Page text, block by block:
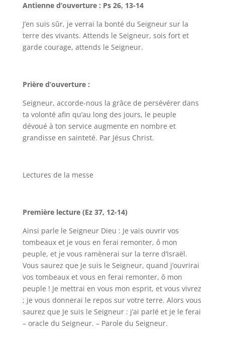
Antienne d’ouverture : Ps 26, 13-14
J’en suis sûr, je verrai la bonté du Seigneur sur la
terre des vivants. Attends le Seigneur, sois fort et
garde courage, attends le Seigneur.
Prière d’ouverture :
Seigneur, accorde-nous la grâce de persévérer dans
ta volonté afin qu’au long des jours, le peuple
dévoué à ton service augmente en nombre et
grandisse en sainteté. Par Jésus Christ.
Lectures de la messe
Première lecture (Ez 37, 12-14)
Ainsi parle le Seigneur Dieu : Je vais ouvrir vos
tombeaux et je vous en ferai remonter, ô mon
peuple, et je vous ramènerai sur la terre d’Israël.
Vous saurez que Je suis le Seigneur, quand j’ouvrirai
vos tombeaux et vous en ferai remonter, ô mon
peuple ! Je mettrai en vous mon esprit, et vous vivrez
; je vous donnerai le repos sur votre terre. Alors vous
saurez que Je suis le Seigneur : j’ai parlé et je le ferai
– oracle du Seigneur. – Parole du Seigneur.